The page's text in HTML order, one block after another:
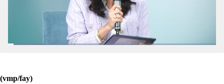
(vmp/fay)